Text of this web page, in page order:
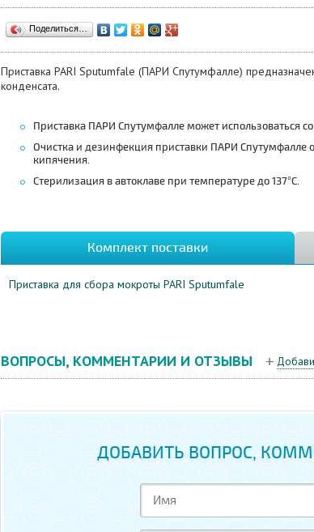
Поделиться…
Приставка PARI Sputumfale (ПАРИ Спутумфалле)
конденсата.
Приставка ПАРИ Спутумфалле может использоваться
Очистка и дезинфекция приставки ПАРИ Спутумфалле
кипячения.
Стерилизация в автоклаве при температуре до 137°С.
Комплект поставки
Приставка для сбора мокроты PARI Sputumfale
ВОПРОСЫ, КОММЕНТАРИИ И ОТЗЫВЫ
ДОБАВИТЬ ВОПРОС,